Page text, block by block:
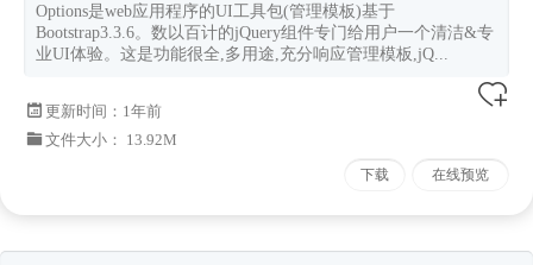
Options是web应用程序的UI工具包(管理模板)基于
Bootstrap3.3.6。数以百计的jQuery组件专门给用户一个清洁&专
业UI体验。这是功能很全,多用途,充分响应管理模板,jQ...
更新时间： 1年前
文件大小： 13.92M
下载 在线预览